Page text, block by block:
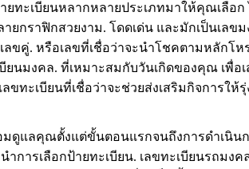
ยทะเบียนหลากหลายประเภทมาให้คุณเลือก
กราฟิกสวยงาม. โดดเด่น และมักเป็นเลข
ลขคู่. หรือเลขที่เชื่อว่าจะนำโชคตามหลักโห
ยนมงคล. ที่เหมาะสมกับวันเกิดของคุณ เพื่อ
ทะเบียนที่เชื่อว่าจะช่วยส่งเสริมกิจการให้รุ่
มดูแลคุณตั้งแต่ขั้นตอนแรกจนถึงการดำเนินก
การเลือกป้ายทะเบียน. เลขทะเบียนรถม